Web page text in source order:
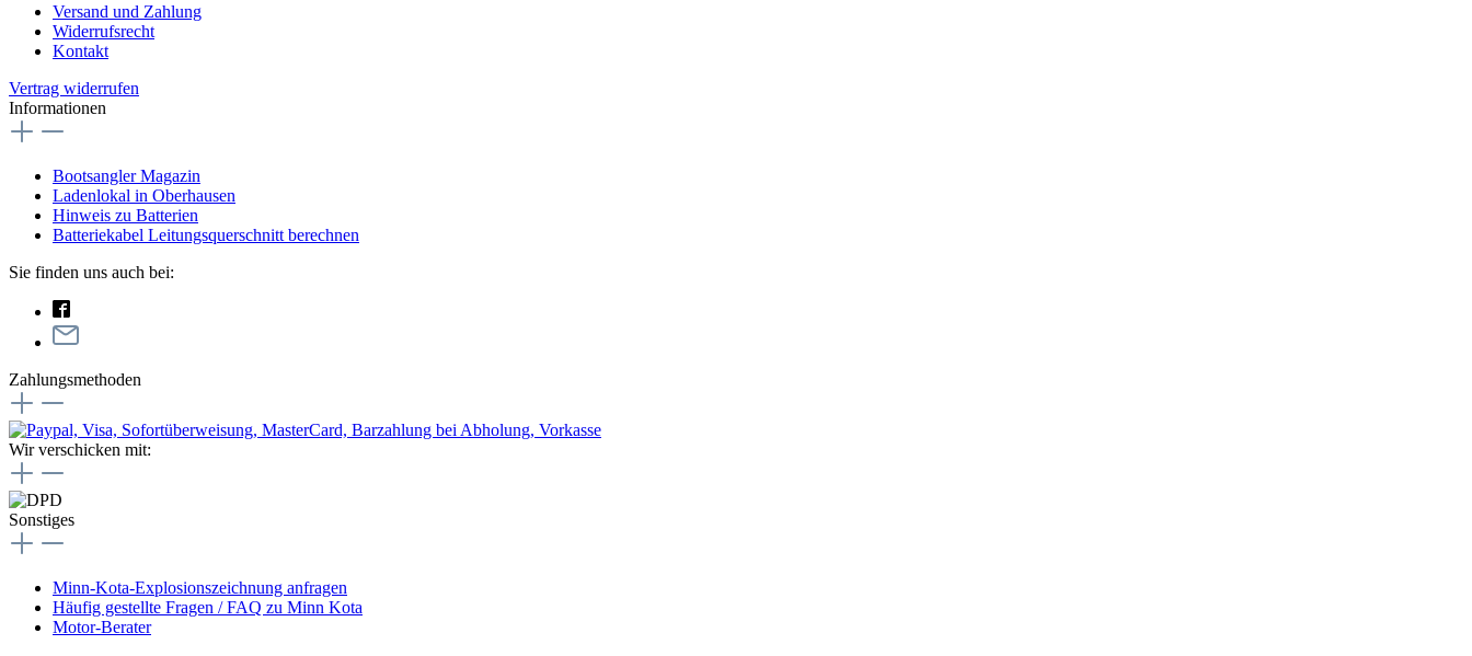
Versand und Zahlung
Widerrufsrecht
Kontakt
Vertrag widerrufen
Informationen
Bootsangler Magazin
Ladenlokal in Oberhausen
Hinweis zu Batterien
Batteriekabel Leitungsquerschnitt berechnen
Sie finden uns auch bei:
Zahlungsmethoden
Wir verschicken mit:
Sonstiges
Minn-Kota-Explosionszeichnung anfragen
Häufig gestellte Fragen / FAQ zu Minn Kota
Motor-Berater